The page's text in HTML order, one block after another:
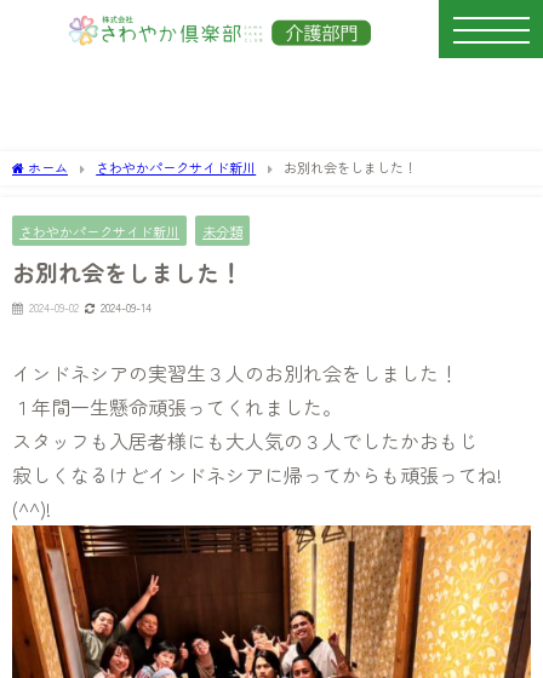
ホーム さわやかパークサイド新川 お別れ会をしました！
さわやかパークサイド新川 未分類
お別れ会をしました！
2024-09-02 2024-09-14
インドネシアの実習生３人のお別れ会をしました！
１年間一生懸命頑張ってくれました。
スタッフも入居者様にも大人気の３人でしたかおもじ
寂しくなるけどインドネシアに帰ってからも頑張ってね!
(^^)!